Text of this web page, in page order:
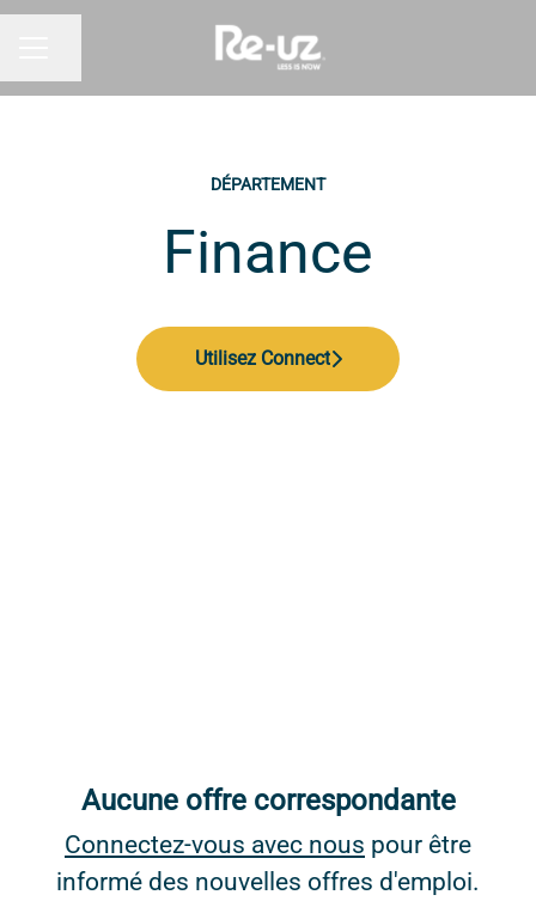
DÉPARTEMENT
Finance
Utilisez Connect
Aucune offre correspondante
Connectez-vous avec nous pour être
informé des nouvelles offres d'emploi.